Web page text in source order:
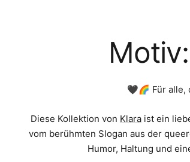
🖤🌈 Für alle,
Diese Kollektion von Klara ist ein
vom berühmten Slogan aus der
Humor, Haltung und